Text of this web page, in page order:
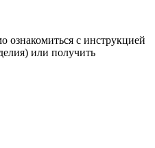
ознакомиться с инструкцией
или получить